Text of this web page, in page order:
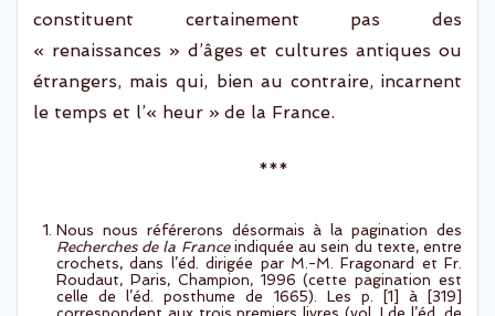
constituent certainement pas des
« renaissances » d’âges et cultures antiques ou
étrangers, maisqui, bien au contraire, incarnent
le temps et l’« heur » de la France.
***
Nous nous référerons désormais à la pagination des
Recherches de la Franceindiquée au sein du texte, entre
crochets, dans l’éd. dirigée par M.-M. Fragonard et Fr.
Roudaut, Paris, Champion, 1996 (cette pagination est
celle de l’éd. posthume de 1665). Les p. [1] à [319]